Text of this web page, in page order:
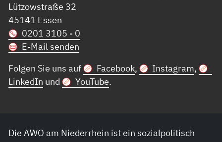
Lützowstraße 32
45141 Essen
0201 3105 - 0
E-Mail senden
Folgen Sie uns auf
Facebook, Instagram,
LinkedIn und YouTube.
Die AWO am Niederrhein ist ein sozialpolitisch